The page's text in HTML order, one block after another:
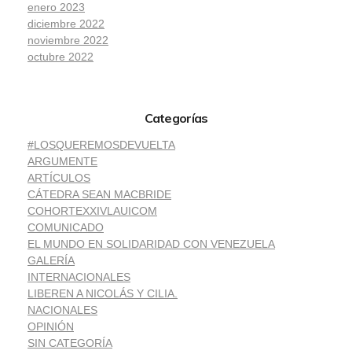
enero 2023
diciembre 2022
noviembre 2022
octubre 2022
Categorías
#LOSQUEREMOSDEVUELTA
ARGUMENTE
ARTÍCULOS
CÁTEDRA SEAN MACBRIDE
COHORTEXXIVLAUICOM
COMUNICADO
EL MUNDO EN SOLIDARIDAD CON VENEZUELA
GALERÍA
INTERNACIONALES
LIBEREN A NICOLÁS Y CILIA.
NACIONALES
OPINIÓN
SIN CATEGORÍA